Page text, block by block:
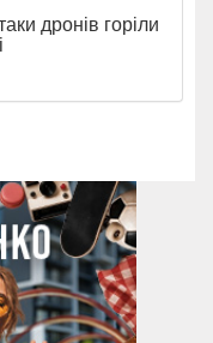
дронів горіли